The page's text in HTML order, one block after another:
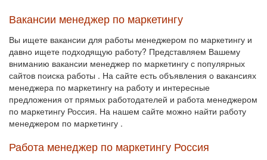
Вакансии менеджер по маркетингу
Вы ищете вакансии для работы менеджером по маркетингу и
давно ищете подходящую работу? Представляем Вашему
вниманию вакансии менеджер по маркетингу с популярных
сайтов поиска работы . На сайте есть объявления о вакансиях
менеджера по маркетингу на работу и интересные
предложения от прямых работодателей и работа менеджером
по маркетингу Россия. На нашем сайте можно найти работу
менеджером по маркетингу .
Работа менеджер по маркетингу Россия